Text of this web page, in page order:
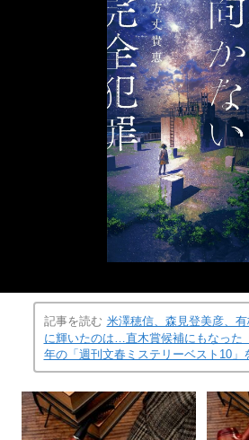
記事を読む 米澤穂信、森見登美彦、
に輝いたのは…直木賞候補にもなっ
年の「週刊文春ミステリーベスト10」